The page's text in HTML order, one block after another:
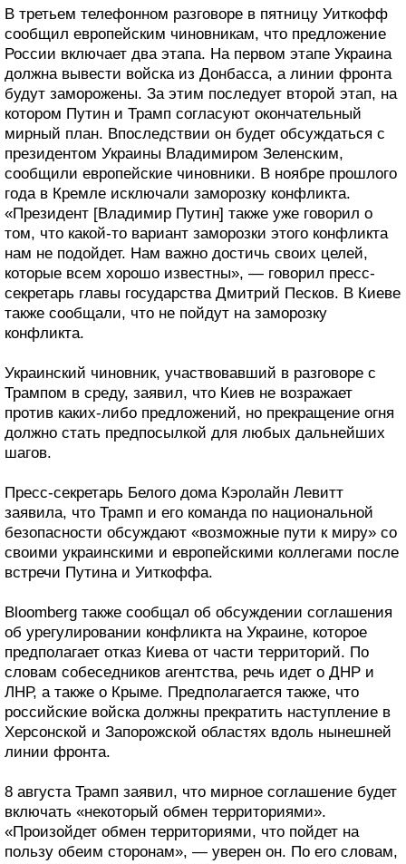
В третьем телефонном разговоре в пятницу Уиткофф
сообщил европейским чиновникам, что предложение
России включает два этапа. На первом этапе Украина
должна вывести войска из Донбасса, а линии фронта
будут заморожены. За этим последует второй этап, на
котором Путин и Трамп согласуют окончательный
мирный план. Впоследствии он будет обсуждаться с
президентом Украины Владимиром Зеленским,
сообщили европейские чиновники. В ноябре прошлого
года в Кремле исключали заморозку конфликта.
«Президент [Владимир Путин] также уже говорил о
том, что какой-то вариант заморозки этого конфликта
нам не подойдет. Нам важно достичь своих целей,
которые всем хорошо известны», — говорил пресс-
секретарь главы государства Дмитрий Песков. В Киеве
также сообщали, что не пойдут на заморозку
конфликта.
Украинский чиновник, участвовавший в разговоре с
Трампом в среду, заявил, что Киев не возражает
против каких-либо предложений, но прекращение огня
должно стать предпосылкой для любых дальнейших
шагов.
Пресс-секретарь Белого дома Кэролайн Левитт
заявила, что Трамп и его команда по национальной
безопасности обсуждают «возможные пути к миру» со
своими украинскими и европейскими коллегами после
встречи Путина и Уиткоффа.
Bloomberg также сообщал об обсуждении соглашения
об урегулировании конфликта на Украине, которое
предполагает отказ Киева от части территорий. По
словам собеседников агентства, речь идет о ДНР и
ЛНР, а также о Крыме. Предполагается также, что
российские войска должны прекратить наступление в
Херсонской и Запорожской областях вдоль нынешней
линии фронта.
8 августа Трамп заявил, что мирное соглашение будет
включать «некоторый обмен территориями».
«Произойдет обмен территориями, что пойдет на
пользу обеим сторонам», — уверен он. По его словам,